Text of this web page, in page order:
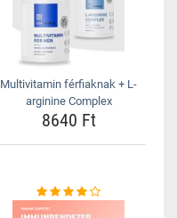
Multivitamin férfiaknak + L-
arginine Complex
8640 Ft